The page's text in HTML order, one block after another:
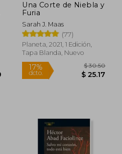
45%
Rápido
Una Corte de Niebla y
Furia
Sarah J. Maas
(77)
Planeta, 2021, 1 Edición,
Tapa Blanda, Nuevo